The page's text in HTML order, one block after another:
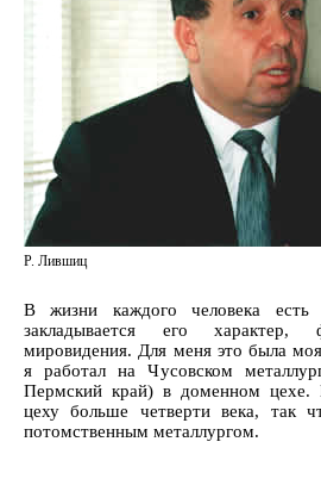
Р. Лившиц
В жизни каждого человека есть
закладывается его характер,
мировидения. Для меня это была
я работал на Чусовском
Пермский край) в доменном цехе.
цеху больше четверти века, так
потомственным металлургом.